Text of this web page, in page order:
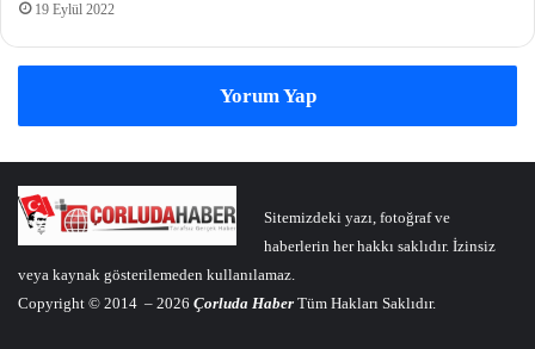
19 Eylül 2022
Yorum Yap
Sitemizdeki yazı, fotoğraf ve
haberlerin her hakkı saklıdır. İzinsiz
veya kaynak gösterilemeden kullanılamaz.
Copyright © 2014 – 2026 Çorluda Haber Tüm Hakları Saklıdır.